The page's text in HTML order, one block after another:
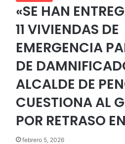
«SE HAN
11 VIVIENDAS DE
EMERGENCIA
DE
ALCALDE DE
CUESTIONA AL
POR RETRASO
febrero 5, 2026